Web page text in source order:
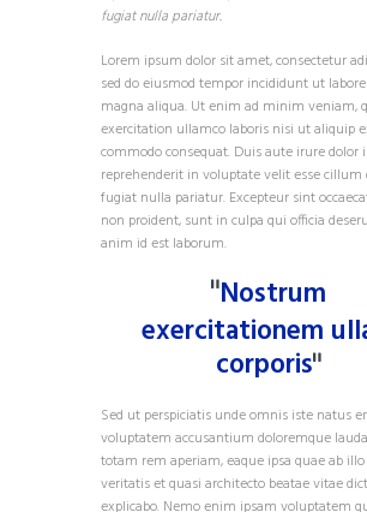
fugiat nulla pariatur.
Lorem ipsum dolor sit amet, consectetur
sed do eiusmod tempor incididunt ut
magna aliqua. Ut enim ad minim veniam,
exercitation ullamco laboris nisi ut aliquip
commodo consequat. Duis aute irure dolor
reprehenderit in voluptate velit esse cillum
fugiat nulla pariatur. Excepteur sint
non proident, sunt in culpa qui officia
anim id est laborum.
Nostrum
exercitationem
corporis
Sed ut perspiciatis unde omnis iste natus
voluptatem accusantium doloremque
totam rem aperiam, eaque ipsa quae ab
veritatis et quasi architecto beatae vitae
explicabo. Nemo enim ipsam voluptatem